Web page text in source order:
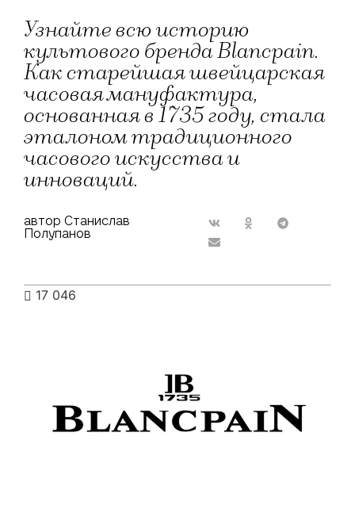
Узнайте всю историю
культового бренда Blancpain.
Как старейшая швейцарская
часовая мануфактура,
основанная в 1735 году, стала
эталоном традиционного
часового искусства и
инноваций.
автор Станислав
Полупанов
17 046